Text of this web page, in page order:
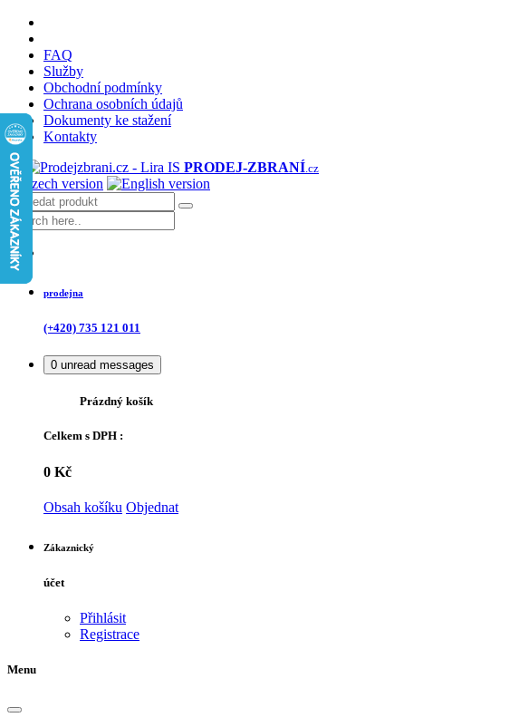
FAQ
Služby
Obchodní podmínky
Ochrana osobních údajů
Dokumenty ke stažení
Kontakty
PRODEJ-ZBRANÍ.cz
prodejna
(+420) 735 121 011
0 unread messages
Prázdný košík
Celkem s DPH :
0 Kč
Obsah košíku Objednat
Zákaznický
účet
Přihlásit
Registrace
Menu